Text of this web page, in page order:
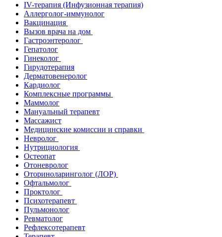
IV-терапия (Инфузионная терапия)
Аллерголог-иммунолог
Вакцинация
Вызов врача на дом
Гастроэнтеролог
Гепатолог
Гинеколог
Гирудотерапия
Дерматовенеролог
Кардиолог
Комплексные программы
Маммолог
Мануальный терапевт
Массажист
Медицинские комиссии и справки
Невролог
Нутрициология
Остеопат
Отоневролог
Оториноларинголог (ЛОР)
Офтальмолог
Проктолог
Психотерапевт
Пульмонолог
Ревматолог
Рефлексотерапевт